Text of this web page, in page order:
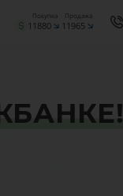
Покупка
11880
Продажа
11965